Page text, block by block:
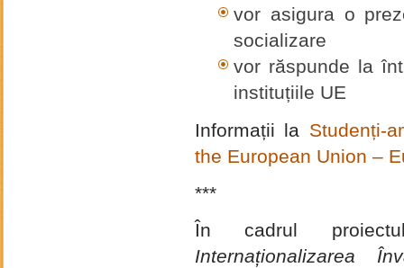
vor asigura o
socializare
vor răspunde la
instituțiile UE
Informații la Studenți-
the European Union –
***
În cadrul
Internaționalizarea